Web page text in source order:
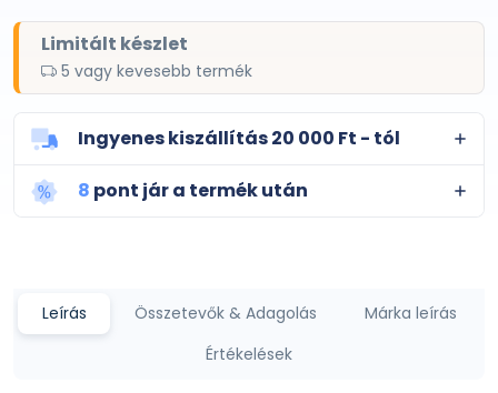
Limitált készlet
5 vagy kevesebb termék
Ingyenes kiszállítás 20 000 Ft - tól
8 pont jár a termék után
Leírás Összetevők & Adagolás
Márka leírás
Értékelések